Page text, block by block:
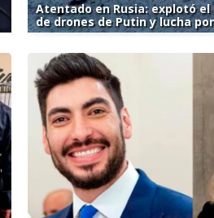
Atentado en Rusia: explotó
de drones de Putin y lucha